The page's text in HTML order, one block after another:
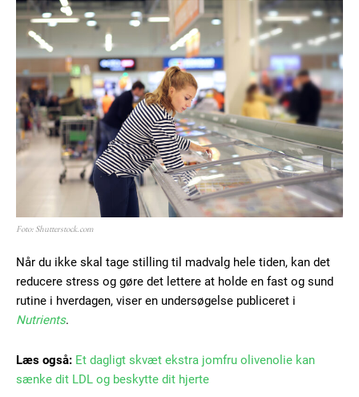
Foto: Shutterstock.com
Når du ikke skal tage stilling til madvalg hele tiden, kan det
reducere stress og gøre det lettere at holde en fast og sund
rutine i hverdagen, viser en undersøgelse publiceret i
Nutrients.
Læs også: Et dagligt skvæt ekstra jomfru olivenolie kan
sænke dit LDL og beskytte dit hjerte